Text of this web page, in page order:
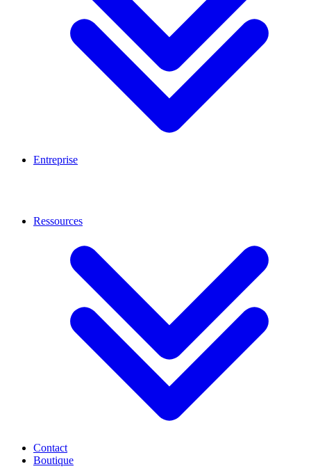
Entreprise
Contact
Boutique
Ressources